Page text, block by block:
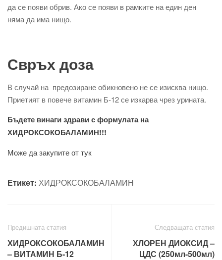
да се появи обрив. Ако се появи в рамките на един ден
няма да има нищо.
Свръх доза
В случай на предозиране обикновено не се изисква нищо.
Приетият в повече витамин Б-12 се изкарва чрез урината.
Бъдете винаги здрави с формулата на
ХИДРОКСОКОБАЛАМИН!!!
Може да закупите от тук
Етикет: ХИДРОКСОКОБАЛАМИН
Предишната статия
ХИДРОКСОКОБАЛАМИН
– ВИТАМИН Б-12
Следващата статия
ХЛОРЕН ДИОКСИД –
ЦДС (250мл-500мл)